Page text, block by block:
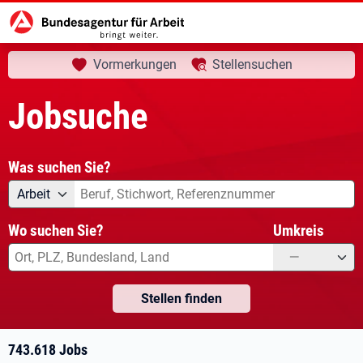
Startseite Jobsuche aktuelle Seite:
Ihre Suche
Vormerkungen Stellensuchen
Jobsuche
Was suchen Sie?
Angebotsart
Arbeit Was suchen Sie?
Wo suchen Sie? Umkreis
—
Stellen finden
743.618 Jobs